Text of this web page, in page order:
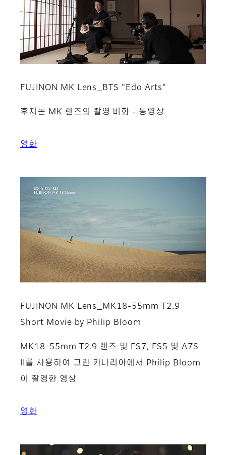
FUJINON MK Lens_BTS "Edo Arts"
후지논 MK 렌즈의 촬영 비화 - 동영상
영화
FUJINON MK Lens_MK18-55mm T2.9
Short Movie by Philip Bloom
MK18-55mm T2.9 렌즈 및 FS7, FS5 및 A7S
II를 사용하여 그란 카나리아에서 Philip Bloom
이 촬영한 영상
영화